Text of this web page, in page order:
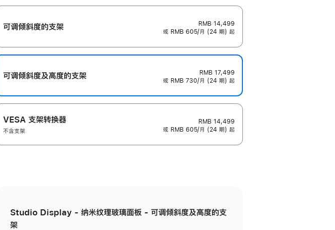
开
可调倾斜度的支架
RMB 14,499
或 RMB 605/月 (24 期) 起
可调倾斜度及高‍度的支‍架
RMB 17,499
或 RMB 730/月 (24 期) 起
VESA 支架转换器
不含支架
RMB 14,499
或 RMB 605/月 (24 期) 起
Studio Display - 纳米纹理玻璃面板 - 可调倾斜度及高度的支
架